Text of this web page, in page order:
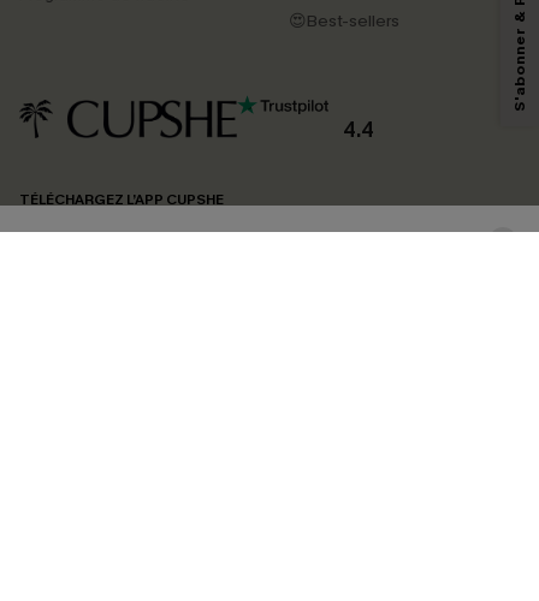
😍Best-sellers
4.4
TÉLÉCHARGEZ L’APP CUPSHE
pouvons utiliser les données collectées sur notre site ainsi que des
produits susceptibles de vous intéresser, conformément à notre
Politique de
confidentialité
. Vous pouvez vous désabonner à tout moment.